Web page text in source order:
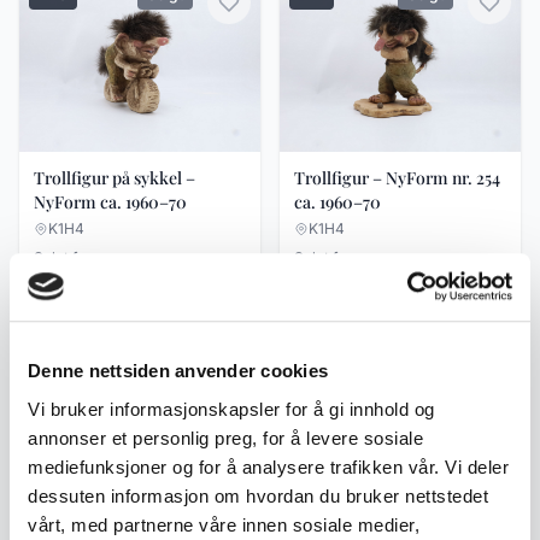
Denne nettsiden anvender cookies
Vi bruker informasjonskapsler for å gi innhold og
annonser et personlig preg, for å levere sosiale
mediefunksjoner og for å analysere trafikken vår. Vi deler
dessuten informasjon om hvordan du bruker nettstedet
vårt, med partnerne våre innen sosiale medier,
Trollfigur på sykkel –
NyForm ca. 1960–70
K1H4
Solgt for
kr 175
Trollfigur – NyForm nr. 254
ca. 1960–70
K1H4
Solgt for
3 bud